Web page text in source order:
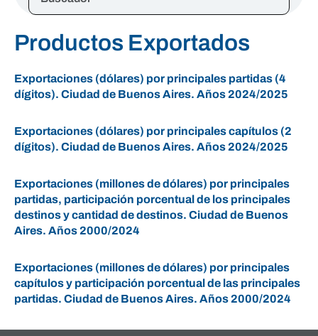
Productos Exportados
Exportaciones (dólares) por principales partidas (4
dígitos). Ciudad de Buenos Aires. Años 2024/2025
Exportaciones (dólares) por principales capítulos (2
dígitos). Ciudad de Buenos Aires. Años 2024/2025
Exportaciones (millones de dólares) por principales
partidas, participación porcentual de los principales
destinos y cantidad de destinos. Ciudad de Buenos
Aires. Años 2000/2024
Exportaciones (millones de dólares) por principales
capítulos y participación porcentual de las principales
partidas. Ciudad de Buenos Aires. Años 2000/2024